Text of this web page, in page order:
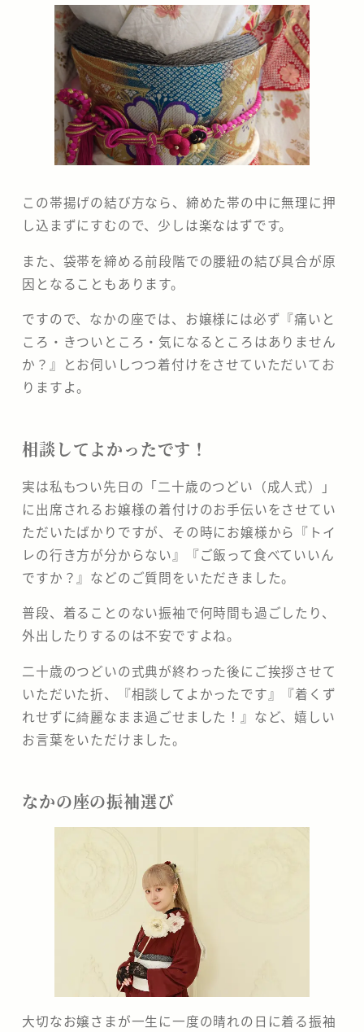
この帯揚げの結び方なら、締めた帯の中に無理に押
し込まずにすむので、少しは楽なはずです。
また、袋帯を締める前段階での腰紐の結び具合が原
因となることもあります。
ですので、なかの座では、お嬢様には必ず『痛いと
ころ・きついところ・気になるところはありません
か？』とお伺いしつつ着付けをさせていただいてお
りますよ。
相談してよかったです！
実は私もつい先日の「二十歳のつどい（成人式）」
に出席されるお嬢様の着付けのお手伝いをさせてい
ただいたばかりですが、その時にお嬢様から『トイ
レの行き方が分からない』『ご飯って食べていいん
ですか？』などのご質問をいただきました。
普段、着ることのない振袖で何時間も過ごしたり、
外出したりするのは不安ですよね。
二十歳のつどいの式典が終わった後にご挨拶させて
いただいた折、『相談してよかったです』『着くず
れせずに綺麗なまま過ごせました！』など、嬉しい
お言葉をいただけました。
なかの座の振袖選び
大切なお嬢さまが一生に一度の晴れの日に着る振袖